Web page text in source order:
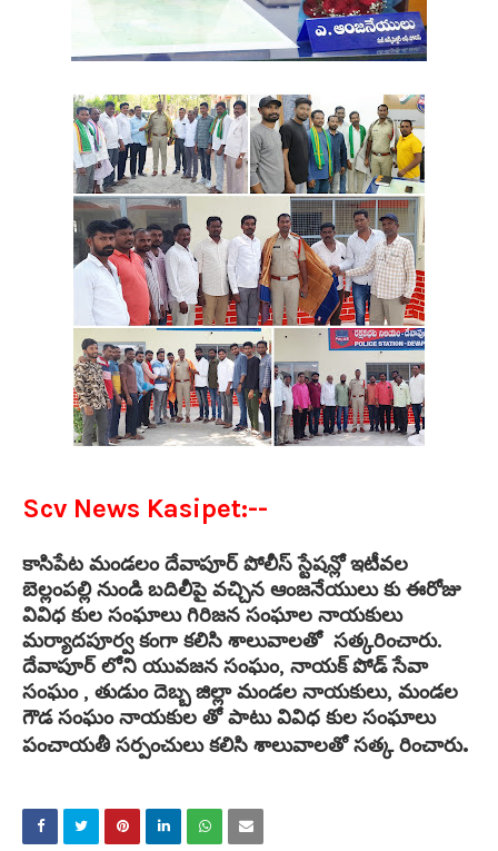
Scv News Kasipet:--
కాసిపేట మండలం దేవాపూర్ పోలీస్ స్టేషన్లో ఇటీవల
బెల్లంపల్లి నుండి బదిలీపై వచ్చిన ఆంజనేయులు కు ఈరోజు
వివిధ కుల సంఘాలు గిరిజన సంఘాల నాయకులు
మర్యాదపూర్వ కంగా కలిసి శాలువాలతో సత్కరించారు.
దేవాపూర్ లోని యువజన సంఘం, నాయక్ పోడ్ సేవా
సంఘం , తుడుం దెబ్బ జిల్లా మండల నాయకులు, మండల
గౌడ సంఘం నాయకుల తో పాటు వివిధ కుల సంఘాలు
పంచాయతీ సర్పంచులు కలిసి శాలువాలతో సత్క రించారు.